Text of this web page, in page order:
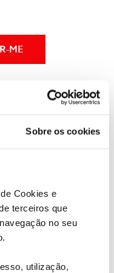
Sobre os cookies
Cookies e
terceiros que
no seu
utilização,
ME
Clássicos): 140 €
165 € para 2
(não sócios):
quarto)
elementos da